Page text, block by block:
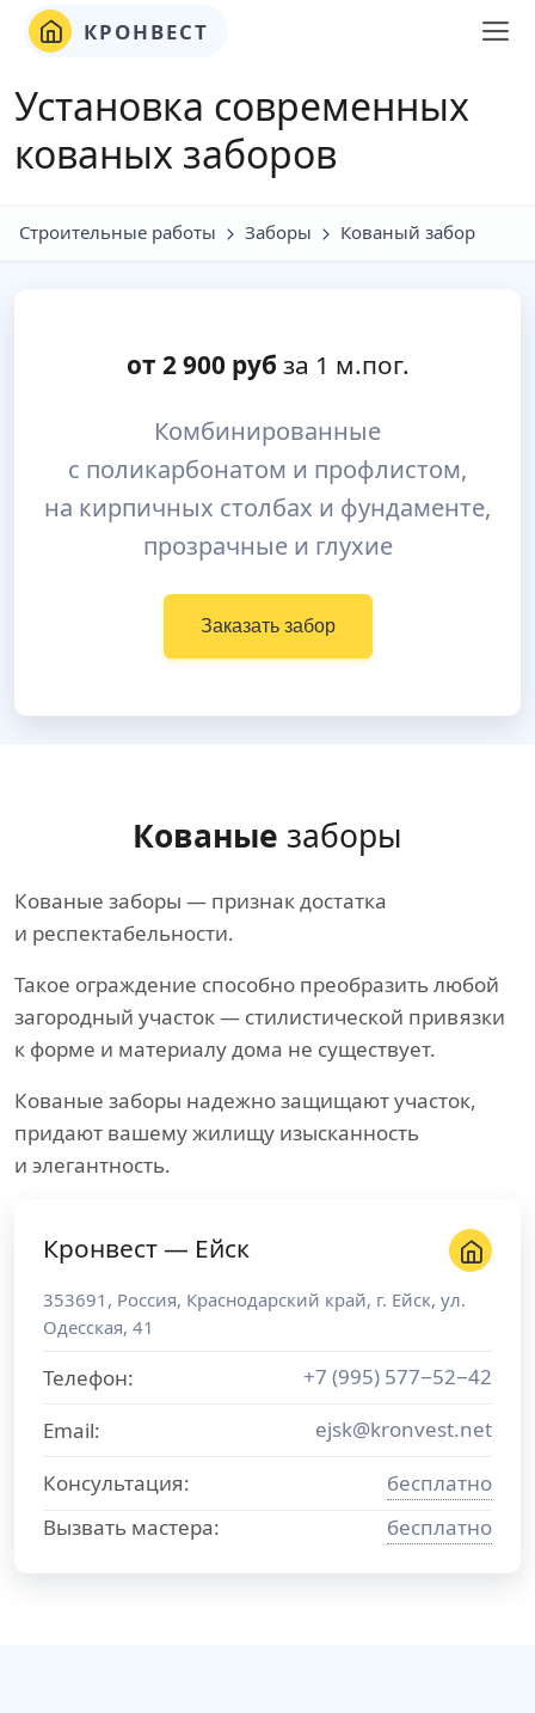
КРОНВЕСТ
Установка современных
кованых заборов
Строительные работы Заборы Кованый забор
от 2 900руб за 1 м.пог.
Комбинированные
с поликарбонатом и профлистом,
на кирпичных столбах и фундаменте,
прозрачные и глухие
Заказать забор
Кованые заборы
Кованые заборы — признак достатка
и респектабельности.
Такое ограждение способно преобразить любой
загородный участок — стилистической привязки
к форме и материалу дома не существует.
Кованые заборы надежно защищают участок,
придают вашему жилищу изысканность
и элегантность.
Кронвест — Ейск
353691 , Россия, Краснодарский край, г. Ейск, ул.
Одесская, 41
Телефон:
+7 (995) 577−52−42
Email:
ejsk@kronvest.net
Консультация:
бесплатно
Вызвать мастера:
бесплатно